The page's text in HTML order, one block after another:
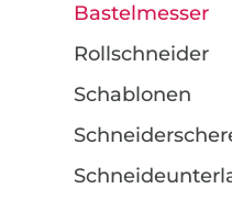
Bastelmesser
Rollschneider
Schablonen